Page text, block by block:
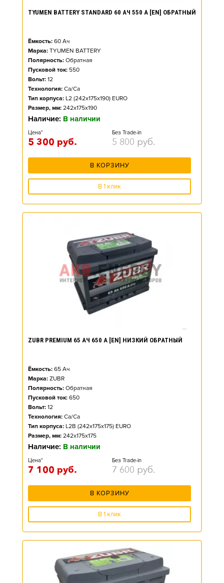
TYUMEN BATTERY STANDARD 60 АЧ 550 А [EN] ОБРАТНЫЙ
Ёмкость: 60 Ач
Марка: TYUMEN BATTERY
Полярность: Обратная
Пусковой ток: 550
Вольт: 12
Технология: Ca/Ca
Тип корпуса: L2 (242x175x190) EURO
Размер, мм: 242x175x190
Наличие: В наличии
Цена*
5 300 руб.
Без Trade-in
5 800 руб.
В КОРЗИНУ
В 1 клик
ZUBR PREMIUM 65 АЧ 650 А [EN] НИЗКИЙ ОБРАТНЫЙ
Ёмкость: 65 Ач
Марка: ZUBR
Полярность: Обратная
Пусковой ток: 650
Вольт: 12
Технология: Ca/Ca
Тип корпуса: L2B (242x175x175) EURO
Размер, мм: 242x175x175
Наличие: В наличии
Цена*
7 100 руб.
Без Trade-in
7 600 руб.
В КОРЗИНУ
В 1 клик